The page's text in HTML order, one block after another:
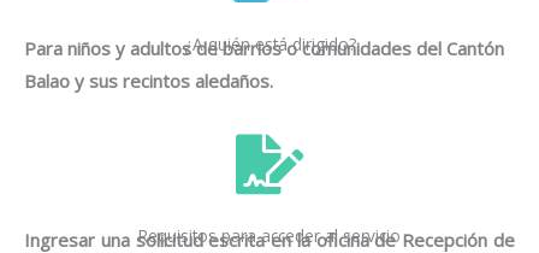
¿A quién está dirigido?
Para niños y adultos de barrios o comunidades del Cantón
Balao y sus recintos aledaños.
Requisitos para acceder al servicio
Ingresar una solicitud escrita en la oficina de Recepción de